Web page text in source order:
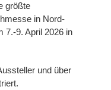
größte
in Nord‑
7.-9. April 2026 in
und über